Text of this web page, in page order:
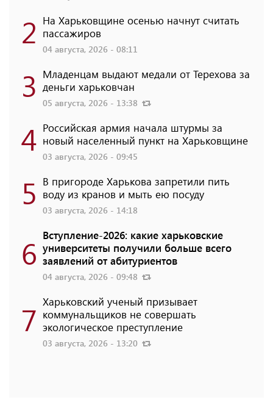
2 На Харьковщине осенью начнут считать
пассажиров
04 августа, 2026 - 08:11
3 Младенцам выдают медали от Терехова за
деньги харьковчан
05 августа, 2026 - 13:38
4 Российская армия начала штурмы за
новый населенный пункт на Харьковщине
03 августа, 2026 - 09:45
5 В пригороде Харькова запретили пить
воду из кранов и мыть ею посуду
03 августа, 2026 - 14:18
6 Вступление-2026: какие харьковские
университеты получили больше всего
заявлений от абитуриентов
04 августа, 2026 - 09:48
7 Харьковский ученый призывает
коммунальщиков не совершать
экологическое преступление
03 августа, 2026 - 13:20